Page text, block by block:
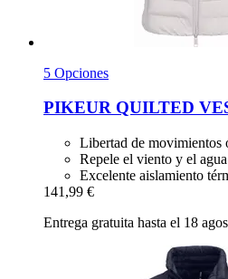
5 Opciones
PIKEUR QUILTED
Libertad de movimientos
Repele el viento y el agua
Excelente aislamiento
141,99 €
Entrega gratuita hasta el 18